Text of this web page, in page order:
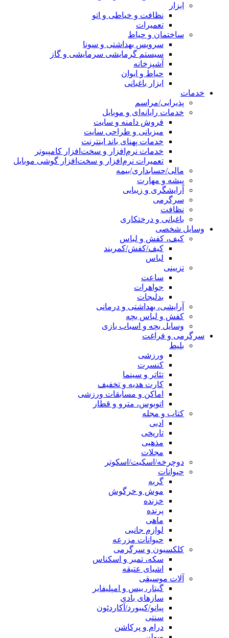
ابزار
نظافت و خیاطی و اتو
تعمیرات
ساختمان و حیاط
سرویس بهداشتی و سونا
سیستم گرمایشی سرمایشی و گاز
آشپزخانه
حیاط و ایوان
ابزار باغبانی
خدمات
پذیرایی/مراسم
خدمات رایانه‌ای و موبایل
فروش دامنه و سایت
میزبانی و طراحی سایت
خدمات پهنای باند اینترنت
خدمات نرم‌افزار و سخت‌افزار کامپیوتر
تعمیرات نرم‌افزار و سخت‌افزار گوشی موبایل
مالی/حسابداری/بیمه
پیشه و مهارت
آرایشگری و زیبایی
سرگرمی
نظافت
باغبانی و درختکاری
وسایل شخصی
کیف، کفش و لباس
کیف/کفش/کمربند
لباس
تزیینی
ساعت
جواهرات
بدلیجات
آرایشی، بهداشتی و درمانی
کفش و لباس بچه
وسایل بچه و اسباب بازی
سرگرمی و فراغت
بلیط
ورزشی
کنسرت
تئاتر و سینما
کارت هدیه و تخفیف
اماکن و مسابقات ورزشی
اتوبوس، مترو و قطار
کتاب و مجله
ادبی
تاریخی
مذهبی
مجلات
دوچرخه/اسکیت/اسکوتر
حیوانات
گربه
موش و خرگوش
خزنده
پرنده
ماهی
لوازم جانبی
حیوانات مزرعه
کلکسیون و سرگرمی
سکه، تمبر و اسکناس
اشیای عتیقه
آلات موسیقی
گیتار، بیس و امپلیفایر
سازهای بادی
پیانو/کیبورد/آکاردئون
سنتی
درام و پرکاشن